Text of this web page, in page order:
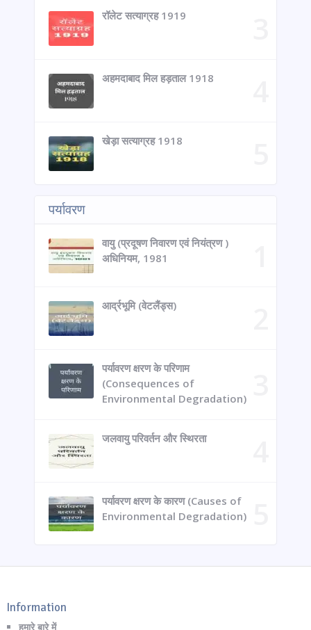
रॉलेट सत्याग्रह 1919
अहमदाबाद मिल हड़ताल 1918
खेड़ा सत्याग्रह 1918
पर्यावरण
वायु (प्रदूषण निवारण एवं नियंत्रण )
अधिनियम, 1981
आर्द्रभूमि (वेटलैंड्स)
पर्यावरण क्षरण के परिणाम
(Consequences of
Environmental Degradation)
जलवायु परिवर्तन और स्थिरता
पर्यावरण क्षरण के कारण (Causes of
Environmental Degradation)
Information
हमारे बारे में